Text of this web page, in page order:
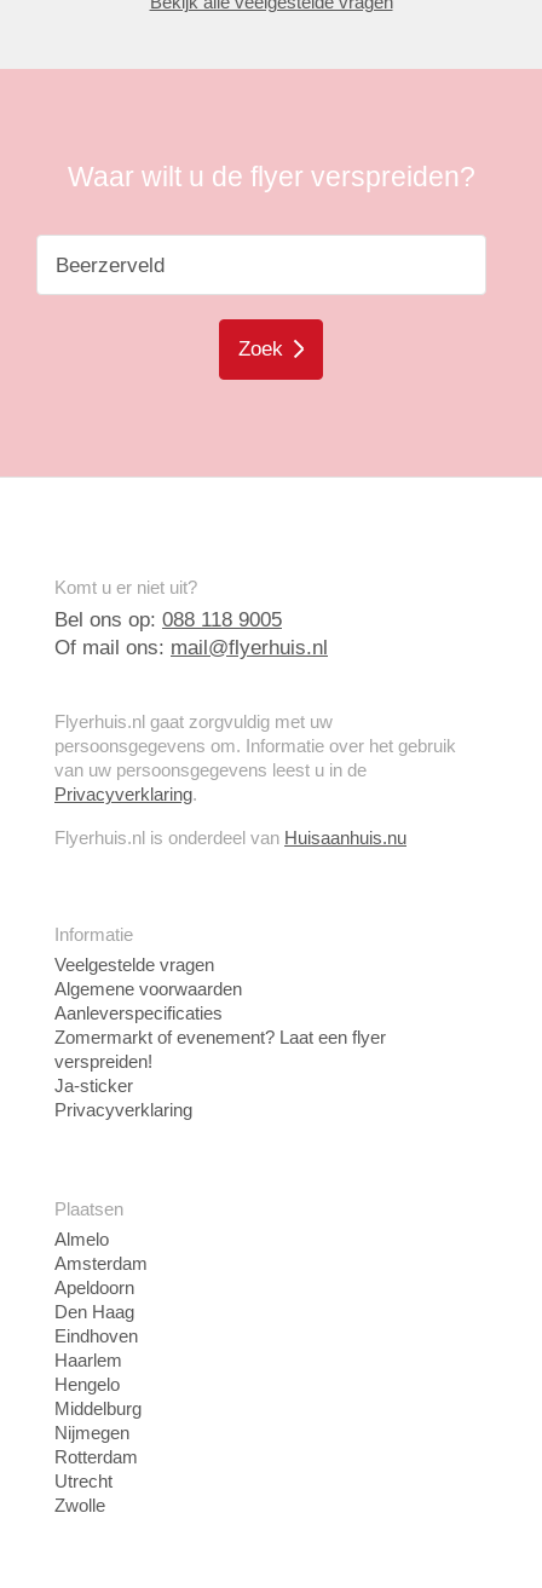
Waar wilt u de flyer verspreiden?
Zoek
Komt u er niet uit?
Bel ons op: 088 118 9005
Of mail ons: mail@flyerhuis.nl
Flyerhuis.nl gaat zorgvuldig met uw
persoonsgegevens om. Informatie over het gebruik
van uw persoonsgegevens leest u in de
Privacyverklaring.
Flyerhuis.nl is onderdeel van Huisaanhuis.nu
Informatie
Veelgestelde vragen
Algemene voorwaarden
Aanleverspecificaties
Zomermarkt of evenement? Laat een flyer
verspreiden!
Ja-sticker
Privacyverklaring
Plaatsen
Almelo
Amsterdam
Apeldoorn
Den Haag
Eindhoven
Haarlem
Hengelo
Middelburg
Nijmegen
Rotterdam
Utrecht
Zwolle